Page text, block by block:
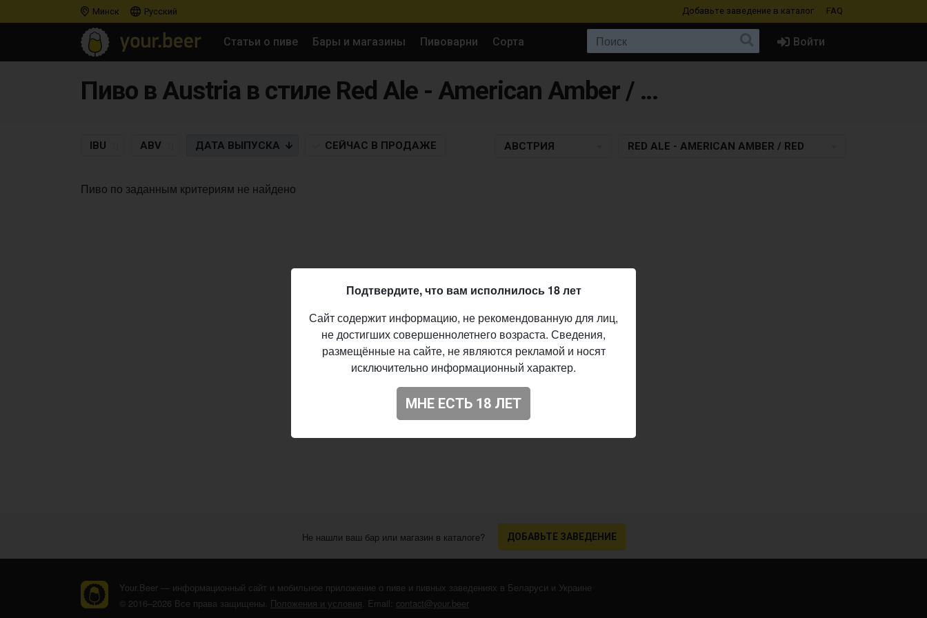
Минск Русский Добавьте заведение в каталог FAQ
Статьи о пиве Бары и магазины Пивоварни Сорта Войти
Пиво в Austria в стиле Red Ale - American Amber / Red
IBU ABV ДАТА ВЫПУСКА СЕЙЧАС В ПРОДАЖЕ АВСТРИЯ RED ALE - AMERICAN AMBER / RED
Пиво по заданным критериям не найдено
Не нашли ваш бар или магазин в каталоге? ДОБАВЬТЕ ЗАВЕДЕНИЕ
Your.Beer — информационный сайт и мобильное приложение о пиве и пивных заведениях в Беларуси и Украине
© 2016–2026 Все права защищены. Положения и условия. Email: contact@your.beer
Подтвердите, что вам исполнилось 18 лет
Сайт содержит информацию, не рекомендованную для лиц,
не достигших совершеннолетнего возраста. Сведения,
размещённые на сайте, не являются рекламой и носят
исключительно информационный характер.
МНЕ ЕСТЬ 18 ЛЕТ